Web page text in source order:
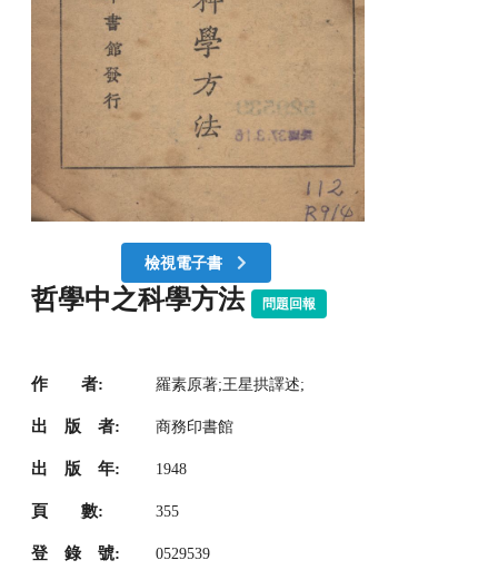
檢視電子書
哲學中之科學方法 問題回報
作 者: 羅素原著;王星拱譯述;
出 版 者: 商務印書館
出 版 年: 1948
頁 數: 355
登 錄 號: 0529539